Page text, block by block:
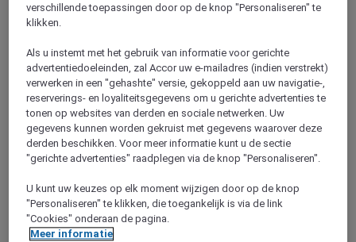
CANNES, Frankrijk
Hotel Mercure Cannes Mandelieu
verschillende toepassingen door op de knop "Personaliseren" te
klikken.
Als u instemt met het gebruik van informatie voor gerichte
advertentiedoeleinden, zal Accor uw e-mailadres (indien verstrekt)
verwerken in een "gehashte" versie, gekoppeld aan uw navigatie-,
reserverings- en loyaliteitsgegevens om u gerichte advertenties te
tonen op websites van derden en sociale netwerken. Uw
gegevens kunnen worden gekruist met gegevens waarover deze
derden beschikken. Voor meer informatie kunt u de sectie
"gerichte advertenties" raadplegen via de knop "Personaliseren".
U kunt uw keuzes op elk moment wijzigen door op de knop
"Personaliseren" te klikken, die toegankelijk is via de link
"Cookies" onderaan de pagina.
Meer informatie